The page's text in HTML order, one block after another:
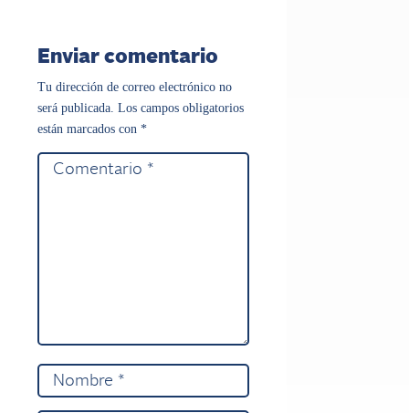
Enviar comentario
Tu dirección de correo electrónico no
será publicada. Los campos obligatorios
están marcados con *